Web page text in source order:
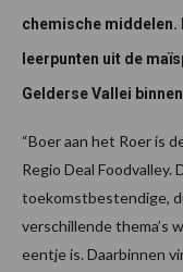
chemische middelen.
leerpunten uit de
Gelderse Vallei
“Boer aan het Roer is
Regio Deal
toekomstbestendige,
verschillende thema’s
eentje is. Daarbinnen